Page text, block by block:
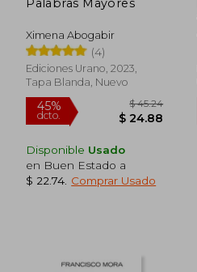
45%
dcto. $ 24.80
Ximena Abogabir
(4)
Ediciones Urano, 2023,
Tapa Blanda, Nuevo
Disponible Usado
en Buen Estado a
$ 22.74 Comprar Usado